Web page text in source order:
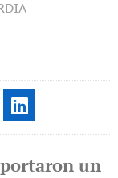
un